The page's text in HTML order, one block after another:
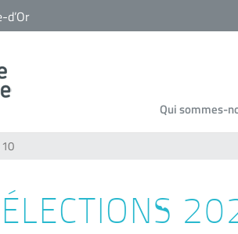
d’Or
Qui sommes-
ÉLECTIONS